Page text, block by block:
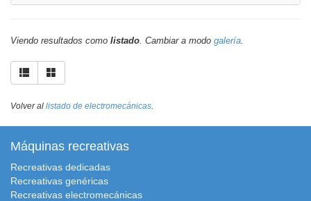
Viendo resultados como listado. Cambiar a modo galería.
Volver al listado de electromecánicas.
Máquinas recreativas
Recreativas dedicadas
Recreativas genéricas
Recreativas electromecánicas